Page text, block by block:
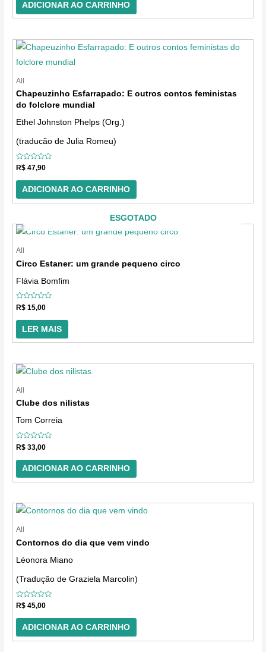
ADICIONAR AO CARRINHO
All
Chapeuzinho Esfarrapado: E outros contos feministas
do folclore mundial
Ethel Johnston Phelps (Org.)
(traducão de Julia Romeu)
Avaliação
de
R$ 47,90
ADICIONAR AO CARRINHO
ESGOTADO
All
Circo Estaner: um grande pequeno circo
Flávia Bomfim
Avaliação
0
de
R$ 15,00
LER MAIS
All
Clube dos nilistas
Tom Correia
Avaliação
0
de
R$ 33,00
ADICIONAR AO CARRINHO
All
Contornos do dia que vem vindo
Léonora Miano
(Tradução de Graziela Marcolin)
Avaliação
0
de
R$ 45,00
ADICIONAR AO CARRINHO